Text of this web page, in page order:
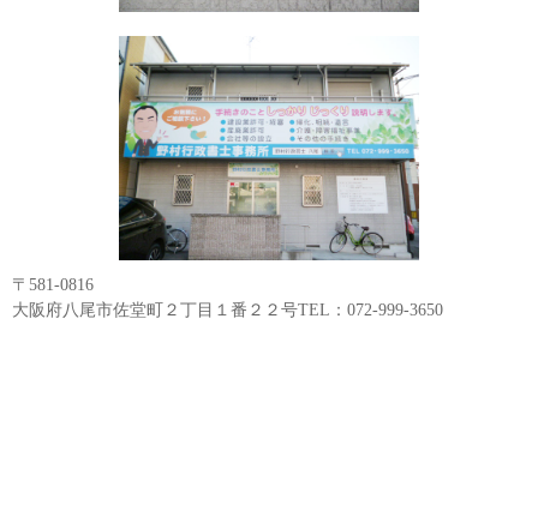
〒581-0816
大阪府八尾市佐堂町２丁目１番２２号TEL：072-999-3650